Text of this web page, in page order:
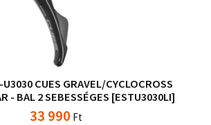
CUES GRAVEL/CYCLOCROSS
- BAL 2 SEBESSÉGES [ESTU3030LI]
33 990 Ft